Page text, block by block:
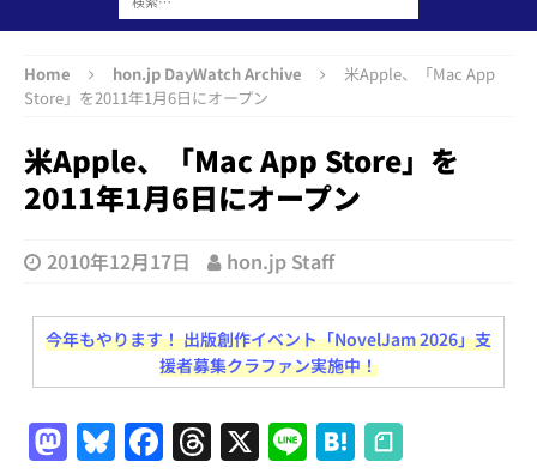
Home hon.jp DayWatch Archive
米Apple、「Mac App
Store」を2011年1月6日にオープン
米Apple、「Mac App Store」を
2011年1月6日にオープン
2010年12月17日 hon.jp Staff
今年もやります！ 出版創作イベント「NovelJam 2026」支
援者募集クラファン実施中！
M Bl F T X Li H